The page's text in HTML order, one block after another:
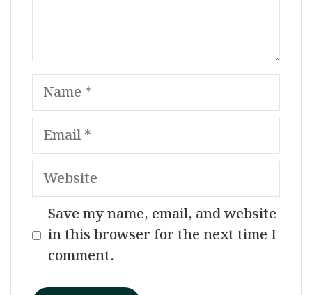
Name
Email
Website
Save my name, email, and website
in this browser for the next time I
comment.